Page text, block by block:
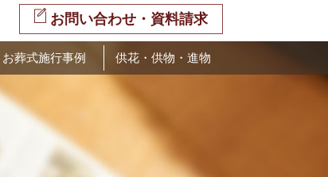
お問い合わせ・資料請求
お葬式施行事例 供花・供物・進物